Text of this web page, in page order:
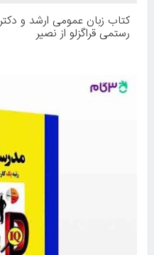
کتاب زبان عمومی ارشد و
رستمی قراگزلو از نصیر